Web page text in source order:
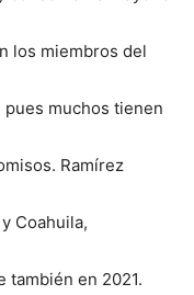
los miembros del
muchos tienen
Ramírez
Coahuila,
también en 2021.